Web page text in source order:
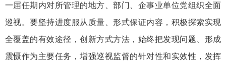
一届任期内对所管理的地方、部门、企事业单位党组织全面
巡视。要坚持进度服从质量、形式保证内容，积极探索实现
全覆盖的有效途径，创新方式方法，始终把发现问题、形成
震慑作为主要任务，增强巡视监督的针对性和实效性，发挥